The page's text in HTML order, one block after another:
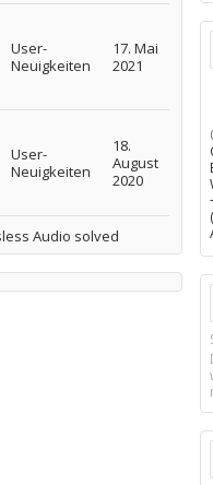
User-
Neuigkeiten
17. Mai
2021
User-
Neuigkeiten
18.
August
2020
Audio solved